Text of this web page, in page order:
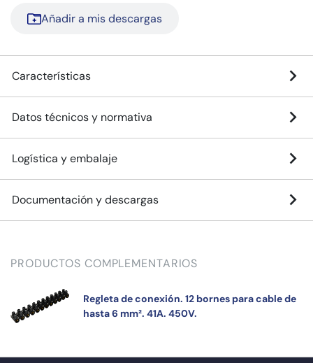
Añadir a mis descargas
Características
Datos técnicos y normativa
Logística y embalaje
Documentación y descargas
PRODUCTOS COMPLEMENTARIOS
Regleta de conexión. 12 bornes para cable de
hasta 6 mm². 41A. 450V.